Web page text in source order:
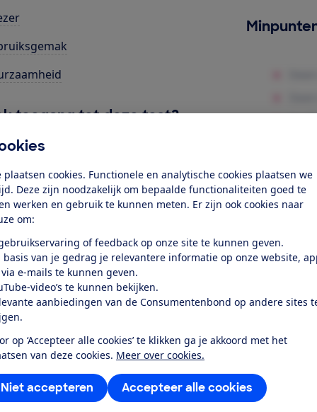
plaatsen cookies. Functionele en analytische cookies plaatsen we
Deze zijn noodzakelijk om bepaalde functionaliteiten goed te
werken en gebruik te kunnen meten. Er zijn ook cookies naar
om:
of feedback op onze site te kunnen geven.
basis van je gedrag je relevantere informatie op onze website,
e-mails te kunnen geven.
video’s te kunnen bekijken.
aanbiedingen van de Consumentenbond op andere sites
op ‘Accepteer alle cookies’ te klikken ga je akkoord met het
van deze cookies. Meer over cookies.
Accepteer alle cookies
Niet accepteren
toegang tot deze test?
Al lid? Log in
dit product
WBTMVR55DW is een tafelmodel vrijstaande
(opgave fabrikant). De vriezer is geschikt voor een
draarichting van de deur worden aangepast. De door de